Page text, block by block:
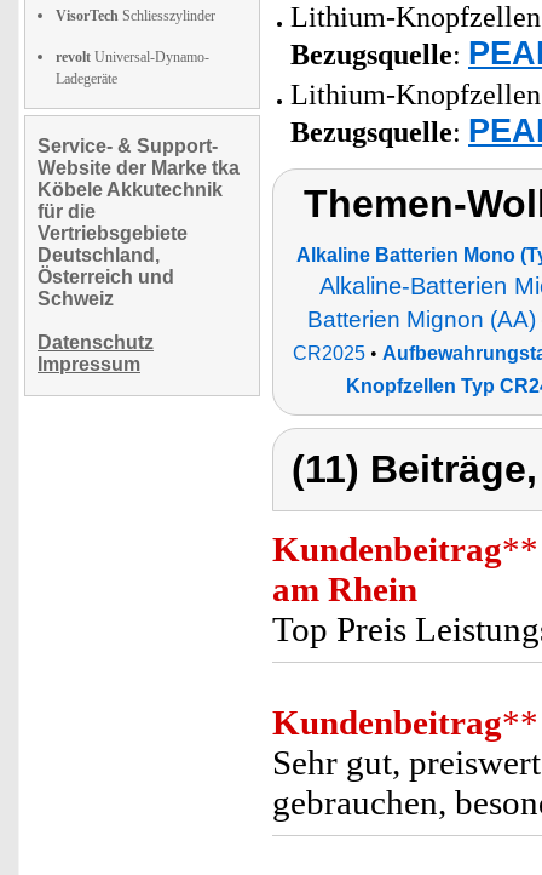
VisorTech Schliesszylinder
revolt Universal-Dynamo-
Ladegeräte
Service- & Support-
Website der Marke tka
Köbele Akkutechnik
für die
Vertriebsgebiete
Deutschland,
Österreich und
Schweiz
Datenschutz
Impressum
Lithium-Knopfzellen
Bezugsquelle:
Lithium-Knopfzellen
Bezugsquelle:
Themen-
Alkaline Batterien Mono
Alkaline-Batterien
Batterien Mignon (AA)
CR2025 •
Knopfzellen Typ
(11)
Kundenbeitrag**
am Rhein
Top Preis
Kundenbeitrag**
Sehr gut,
gebrauchen,